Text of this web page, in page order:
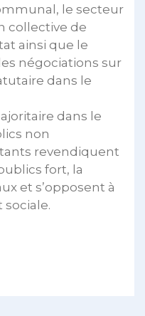
le secteur
collective de
ainsi que le
négociations sur
dans le
dans le
non
revendiquent
fort, la
et s’opposent à